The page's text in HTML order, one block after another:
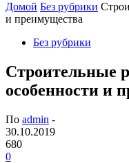
Домой Без рубрики
и преимущества
Без рубрики
Строительные
особенности и
По admin -
30.10.2019
680
0